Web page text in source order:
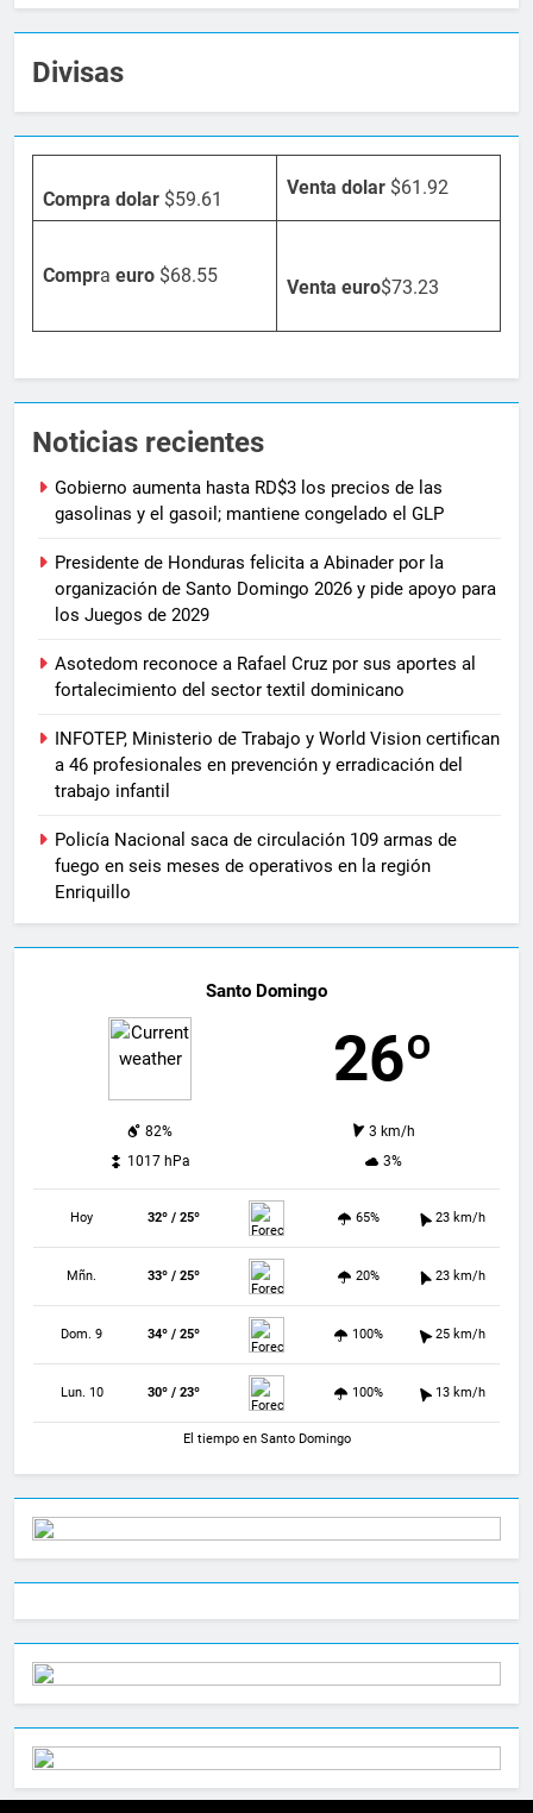
Divisas
Compra dolar $59.61
Venta dolar $61.92
Compra euro $68.55
Venta euro$73.23
Noticias recientes
Gobierno aumenta hasta RD$3 los precios de las
gasolinas y el gasoil; mantiene congelado el GLP
Presidente de Honduras felicita a Abinader por la
organización de Santo Domingo 2026 y pide apoyo para
los Juegos de 2029
Asotedom reconoce a Rafael Cruz por sus aportes al
fortalecimiento del sector textil dominicano
INFOTEP, Ministerio de Trabajo y World Vision certifican
a 46 profesionales en prevención y erradicación del
trabajo infantil
Policía Nacional saca de circulación 109 armas de
fuego en seis meses de operativos en la región
Enriquillo
Santo Domingo
26º
82%
3 km/h
1017 hPa
3%
Hoy 32º / 25º 65% 23 km/h
Mñn. 33º / 25º 20% 23 km/h
Dom. 9 34º / 25º 100% 25 km/h
Lun. 10 30º / 23º 100% 13 km/h
El tiempo en Santo Domingo